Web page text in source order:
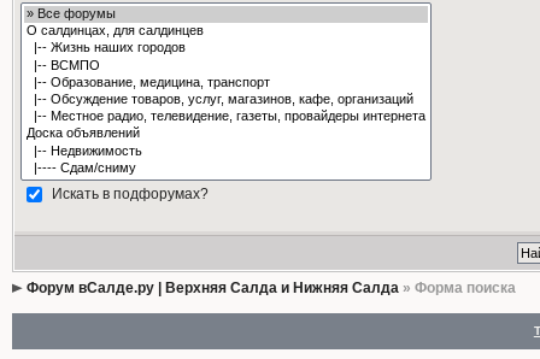
Искать в подфорумах?
Форум вСалде.ру | Верхняя Салда и Нижняя Салда» Форма поиска